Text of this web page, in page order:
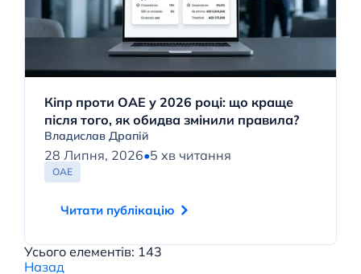
Кіпр проти ОАЕ у 2026 році: що краще
після того, як обидва змінили правила?
Владислав Драпій
28 Липня, 2026•5 хв читання
ОАЕ
Читати публікацію
Усього елементів: 143
Назад